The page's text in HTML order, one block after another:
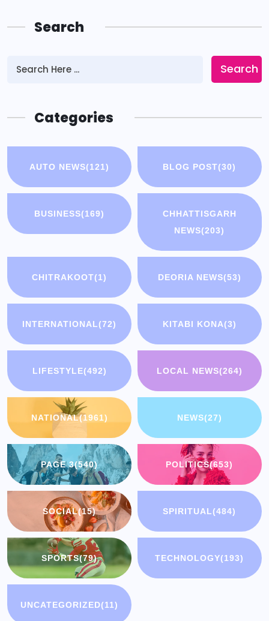
Search
Search
Categories
AUTO NEWS(121) BLOG POST(30)
BUSINESS(169)
CHHATTISGARH
NEWS(203)
CHITRAKOOT(1) DEORIA NEWS(53)
INTERNATIONAL(72) KITABI KONA(3)
LIFESTYLE(492) LOCAL NEWS(264)
NATIONAL(1961) NEWS(27)
PAGE 3(540) POLITICS(653)
SOCIAL(15) SPIRITUAL(484)
SPORTS(79) TECHNOLOGY(193)
UNCATEGORIZED(11)